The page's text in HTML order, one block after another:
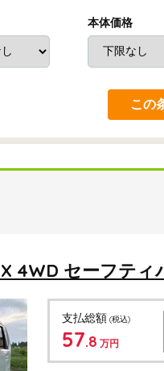
本体価格
この
4WD セーフティ
支払総額 (税込)
57.8 万円